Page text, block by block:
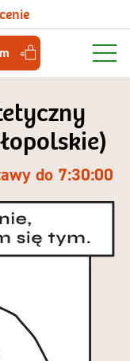
do 7:30:00